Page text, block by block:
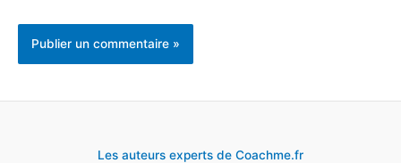
Les auteurs experts de Coachme.fr